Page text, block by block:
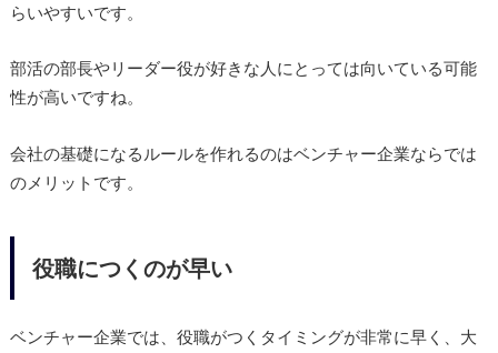
らいやすいです。
部活の部長やリーダー役が好きな人にとっては向いている可能
性が高いですね。
会社の基礎になるルールを作れるのはベンチャー企業ならでは
のメリットです。
役職につくのが早い
ベンチャー企業では、役職がつくタイミングが非常に早く、大